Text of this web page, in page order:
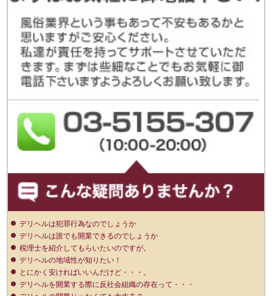
デリヘルは犯罪行為なのでしょうか
デリヘルは誰でも開業できるのでしょうか
税理士を紹介してもらいたいのですが。
デリヘルの地域性が知りたい！
とにかく安ければいいんだけど・・・。
デリヘルを開業する際に反社会組織の存在って・・・